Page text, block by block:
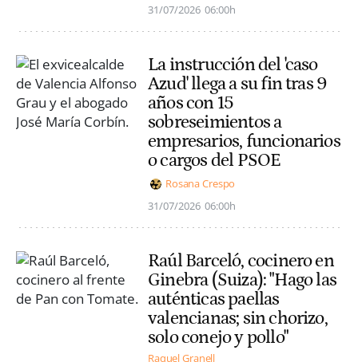
31/07/2026 06:00h
La instrucción del 'caso
Azud' llega a su fin tras 9
años con 15
sobreseimientos a
empresarios, funcionarios
o cargos del PSOE
Rosana Crespo
31/07/2026 06:00h
Raúl Barceló, cocinero en
Ginebra (Suiza): "Hago las
auténticas paellas
valencianas; sin chorizo,
solo conejo y pollo"
Raquel Granell